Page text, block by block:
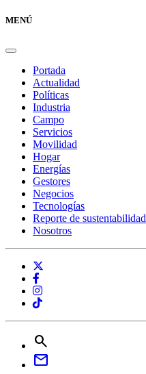
MENÚ
Portada
Actualidad
Políticas
Industria
Campo
Servicios
Movilidad
Hogar
Energías
Gestores
Negocios
Tecnologías
Reporte de sustentabilidad
Nosotros
search
mail